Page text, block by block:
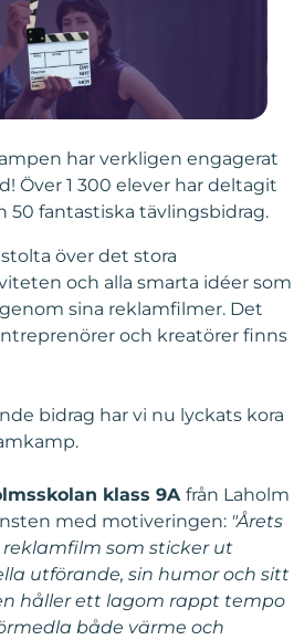
har verkligen engagerat
Över 1 300 elever har deltagit
50 fantastiska tävlingsbidrag.
över det stora
och alla smarta idéer som
sina reklamfilmer. Det
och kreatörer finns
bidrag har vi nu lyckats kora
klass 9A från Laholm
med motiveringen: "Årets
som sticker ut
utförande, sin humor och sitt
håller ett lagom rappt tempo
både värme och